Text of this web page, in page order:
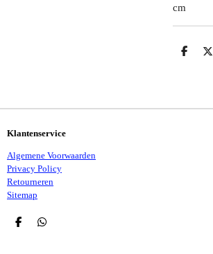
cm
D
D
Klantenservice
Algemene Voorwaarden
Privacy Policy
Retourneren
Sitemap
D
D